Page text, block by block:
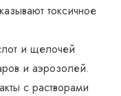
токсичное
и щелочей
и аэрозолей.
с растворами